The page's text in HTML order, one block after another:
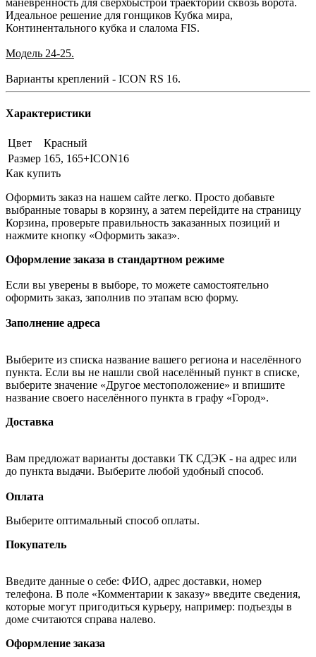
Идеальное решение для гонщиков Кубка мира,
Континентального кубка и слалома FIS.
Модель 24-25.
Варианты креплений - ICON RS 16.
Характеристики
Цвет
Красный
Размер 165, 165+ICON16
Как купить
Оформить заказ на нашем сайте легко. Просто добавьте
выбранные товары в корзину, а затем перейдите на страницу
Корзина, проверьте правильность заказанных позиций и
нажмите кнопку «Оформить заказ».
Оформление заказа в стандартном режиме
Если вы уверены в выборе, то можете самостоятельно
оформить заказ, заполнив по этапам всю форму.
Заполнение адреса
Выберите из списка название вашего региона и населённого
пункта. Если вы не нашли свой населённый пункт в списке,
выберите значение «Другое местоположение» и впишите
название своего населённого пункта в графу «Город».
Доставка
Вам предложат варианты доставки ТК СДЭК - на адрес или
до пункта выдачи. Выберите любой удобный способ.
Оплата
Выберите оптимальный способ оплаты.
Покупатель
Введите данные о себе: ФИО, адрес доставки, номер
телефона. В поле «Комментарии к заказу» введите сведения,
которые могут пригодиться курьеру, например: подъезды в
доме считаются справа налево.
Оформление заказа